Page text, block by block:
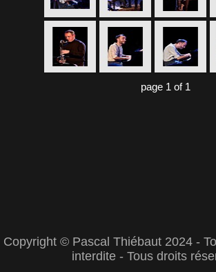
page 1 of 1
Copyright © Pascal Thiébaut 2024 -
interdite - Tous droits